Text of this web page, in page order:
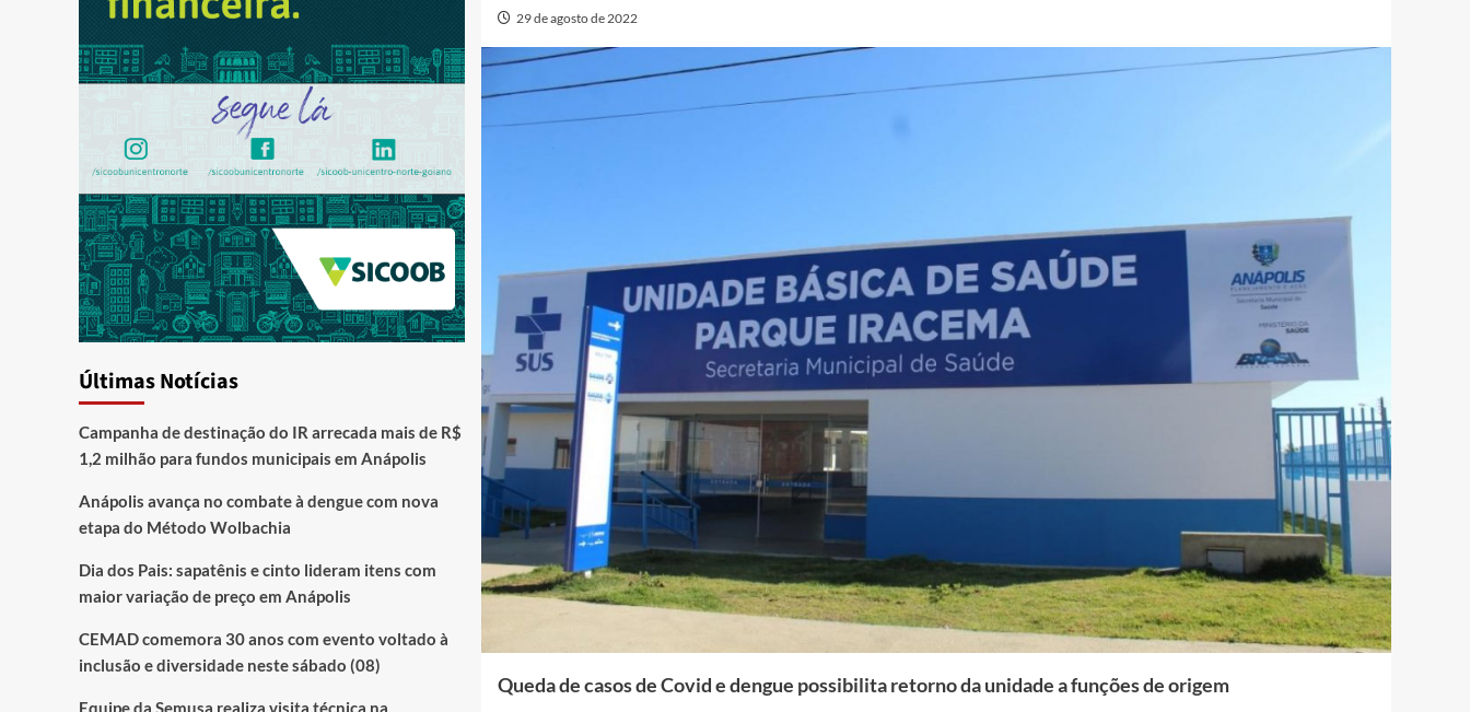
29 de agosto de 2022
Queda de casos de Covid e dengue possibilita retorno da unidade a funções de origem
Últimas Notícias
Campanha de destinação do IR arrecada mais de R$
1,2 milhão para fundos municipais em Anápolis
Anápolis avança no combate à dengue com nova
etapa do Método Wolbachia
Dia dos Pais: sapatênis e cinto lideram itens com
maior variação de preço em Anápolis
CEMAD comemora 30 anos com evento voltado à
inclusão e diversidade neste sábado (08)
Equipe da Semusa realiza visita técnica na